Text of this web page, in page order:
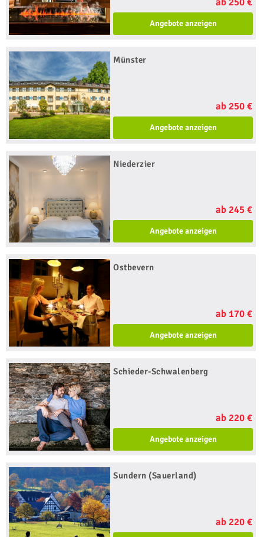
Angebote anzeigen
Münster
ab 250 €
Angebote anzeigen
Niederzier
ab 245 €
Angebote anzeigen
Ostbevern
ab 170 €
Angebote anzeigen
Schieder-Schwalenberg
ab 220 €
Angebote anzeigen
Sundern (Sauerland)
ab 220 €